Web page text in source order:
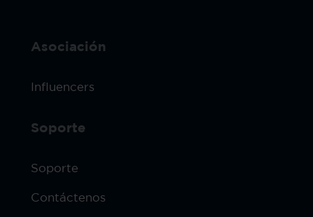
Soporte
Soporte
Contáctenos
Asociación
Influencers